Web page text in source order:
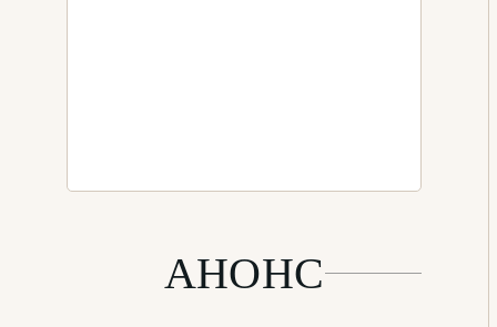
АНОНС